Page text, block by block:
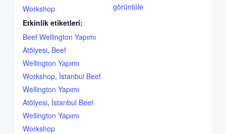
Workshop
Etkinlik etiketleri:
Beef Wellington Yapımı
Atölyesi, Beef
Wellington Yapımı
Workshop, İstanbul Beef
Wellington Yapımı
Atölyesi, İstanbul Beef
Wellington Yapımı
Workshop
görüntüle